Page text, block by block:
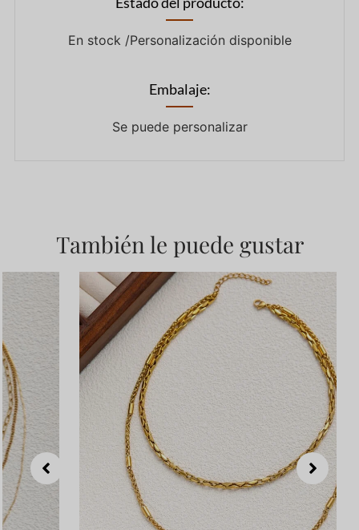
En stock /Personalización disponible
Embalaje:
Se puede personalizar
También le puede gustar